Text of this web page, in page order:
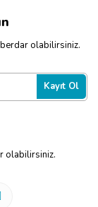
olabilirsiniz.
Kayıt Ol
olabilirsiniz.